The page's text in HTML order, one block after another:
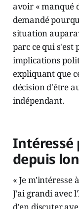
avoir « manqué
demandé
situation
parc ce qui s'est
implications
expliquant que
décision d'être
indépendant.
Intéressé
depuis
« Je m'intéresse
J'ai grandi avec